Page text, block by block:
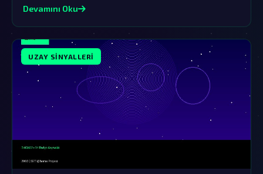
saklama çabasını gün yüzüne çıkarıyor.
Devamını Oku
UZAY SINYALLERI